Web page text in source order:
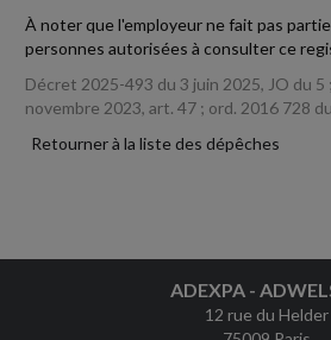
À noter que l'employeur ne fait pas
personnes autorisées à consulter ce
Décret 2025-493 du 3 juin 2025, JO du
novembre 2023, art. 47 ; ord. 2016 728
Retourner à la liste des dépêches
ADEXPA -
12 rue du Helder